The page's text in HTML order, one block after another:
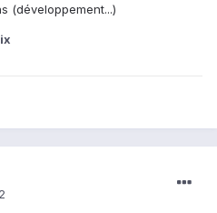
(développement...)